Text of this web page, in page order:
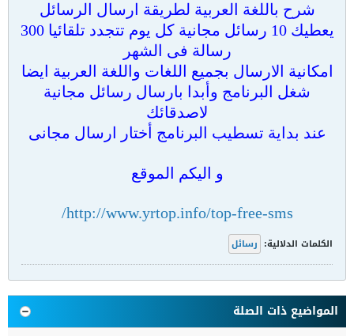
شرح باللغة العربية لطريقة ارسال الرسائل
يعطيك 10 رسائل مجانية كل يوم تتجدد تلقائيا 300
رسالة فى الشهر
امكانية الارسال بجميع اللغات واللغة العربية ايضا
شغل البرنامج وأبدا بارسال رسائل مجانية
لاصدقائك
عند بداية تسطيب البرنامج أختار ارسال مجانى
و اليكم الموقع
http://www.yrtop.info/top-free-sms/
الكلمات الدلالية: رسائل
المواضيع ذات الصلة